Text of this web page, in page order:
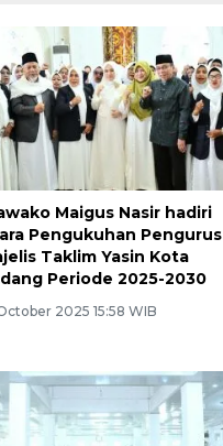
Maigus Nasir hadiri
Pengukuhan Pengurus
Taklim Yasin Kota
Periode 2025-2030
2025 15:58 WIB